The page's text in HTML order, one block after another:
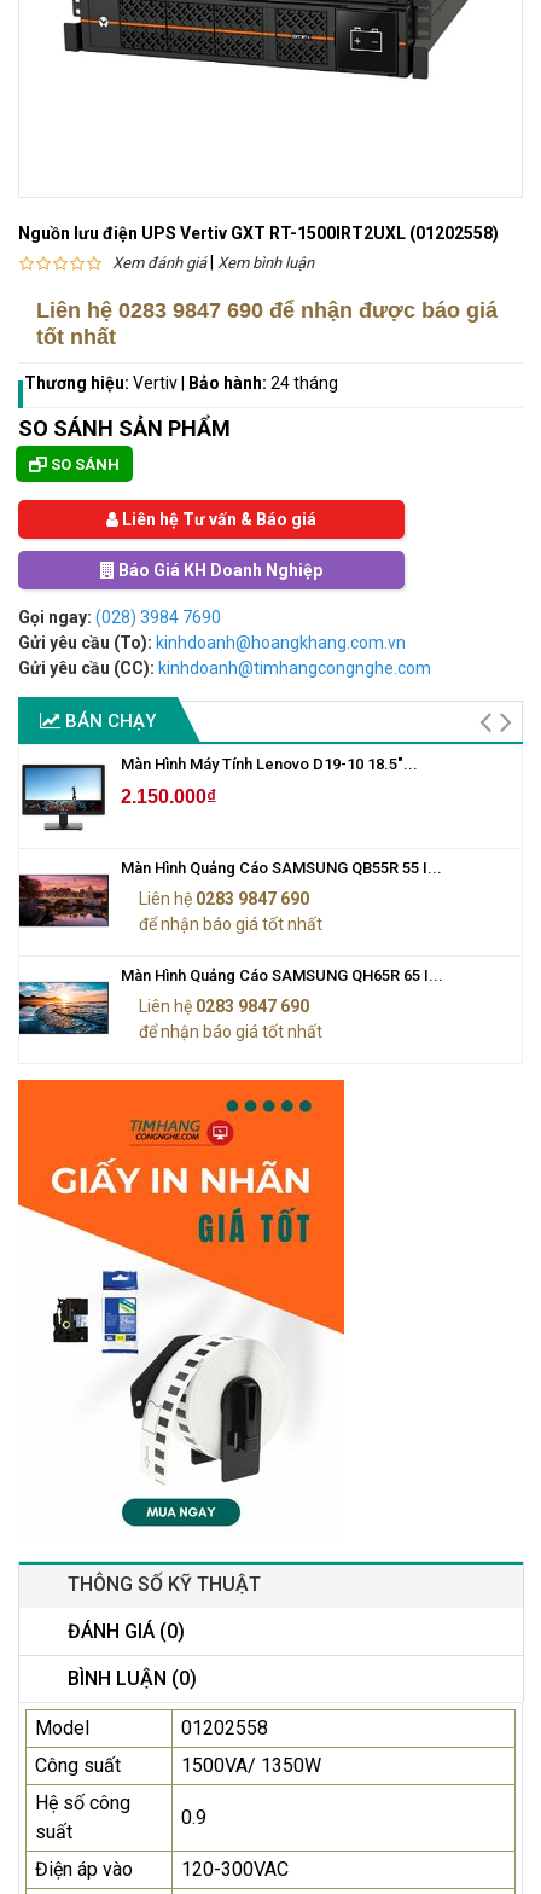
Nguồn lưu điện UPS Vertiv GXT RT-1500IRT2UXL (01202558)
Xem đánh giá| Xem bình luận
Liên hệ 0283 9847 690 để nhận được báo giá
tốt nhất
Thương hiệu: Vertiv Bảo hành: 24 tháng
SO SÁNH SẢN PHẨM
SO SÁNH
Liên hệ Tư vấn & Báo giá
Báo Giá KH Doanh Nghiệp
Gọi ngay: (028) 3984 7690
Gửi yêu cầu (To): kinhdoanh@hoangkhang.com.vn
Gửi yêu cầu (CC): kinhdoanh@timhangcongnghe.com
BÁN CHẠY
Màn Hình Máy Tính Lenovo D19-10 18.5"...
2.150.000₫
Màn Hình Quảng Cáo SAMSUNG QB55R 55 I...
Liên hệ 0283 9847 690
để nhận báo giá tốt nhất
Màn Hình Quảng Cáo SAMSUNG QH65R 65 I...
Liên hệ 0283 9847 690
để nhận báo giá tốt nhất
THÔNG SỐ KỸ THUẬT
ĐÁNH GIÁ (0)
BÌNH LUẬN (0)
Model
01202558
Công suất
1500VA/ 1350W
Hệ số công
suất
0.9
Điện áp vào
120-300VAC